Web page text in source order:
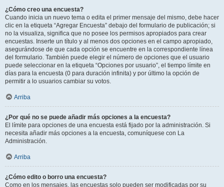
¿Cómo creo una encuesta?
Cuando inicia un nuevo tema o edita el primer mensaje del mismo, debe hacer
clic en la etiqueta “Agregar Encuesta” debajo del formulario de publicación; si
no la visualiza, significa que no posee los permisos apropiados para crear
encuestas. Inserte un título y al menos dos opciones en el campo apropiado,
asegurándose de que cada opción se encuentre en la correspondiente línea
del formulario. También puede elegir el número de opciones que el usuario
puede seleccionar en la etiqueta “Opciones por usuario”, el tiempo límite en
días para la encuesta (0 para duración infinita) y por último la opción de
permitir a lo usuarios cambiar su votos.
Arriba
¿Por qué no se puede añadir más opciones a la encuesta?
El límite para opciones de una encuesta está fijado por la administración. Si
necesita añadir más opciones a la encuesta, comuníquese con La
Administración.
Arriba
¿Cómo edito o borro una encuesta?
Como en los mensajes, las encuestas solo pueden ser modificadas por su